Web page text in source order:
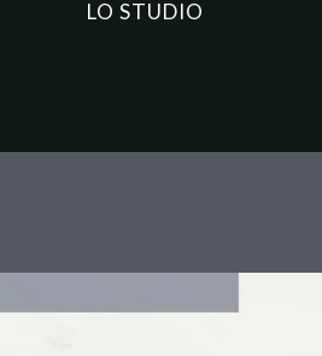
LO STUDIO